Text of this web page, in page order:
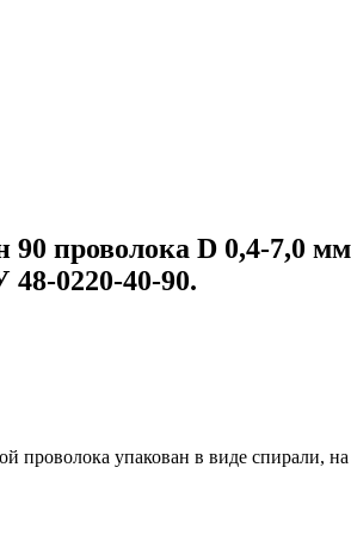
проволока D 0,4-7,0 мм
48-0220-40-90.
упакован в виде спирали, на